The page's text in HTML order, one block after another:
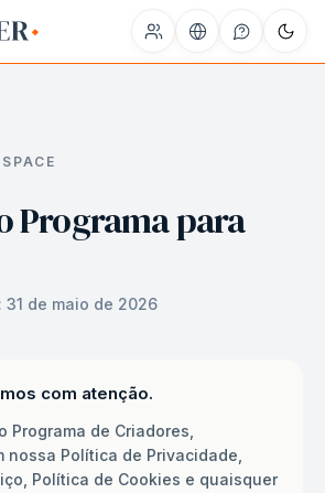
Programa para
31 de maio de 2026
com atenção.
Programa de Criadores,
nossa Política de Privacidade,
Política de Cookies e quaisquer